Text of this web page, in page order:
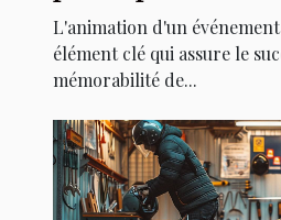
spécial
L'animation d'un
élément clé qui assure le
mémorabilité de...